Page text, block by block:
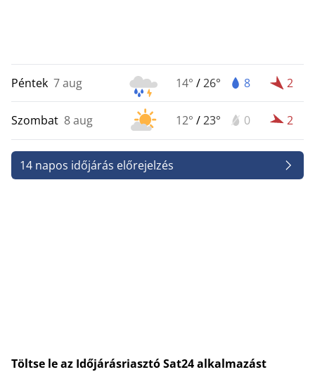
Péntek 7 aug 14° /26° 8 2
Szombat 8 aug 12° /23° 0 2
14 napos időjárás előrejelzés
Töltse le az Időjárásriasztó Sat24 alkalmazást